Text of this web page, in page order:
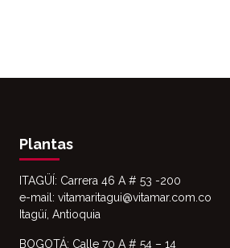
Plantas
ITAGÜÍ: Carrera 46 A # 53 -200
e-mail: vitamaritagui@vitamar.com.co
Itagüí, Antioquia
BOGOTÁ: Calle 70 A # 54 – 14